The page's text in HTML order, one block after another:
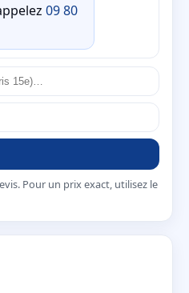
09 80
Pour un prix exact, utilisez le